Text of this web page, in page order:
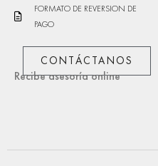
FORMATO DE REVERSION DE
PAGO
CONTÁCTANOS
Recibe asesoría online